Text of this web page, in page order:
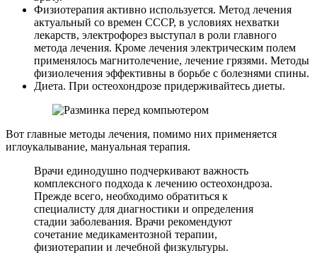
Физиотерапия активно используется. Метод лечения
актуальный со времен СССР, в условиях нехватки
лекарств, электрофорез выступал в роли главного
метода лечения. Кроме лечения электрическим полем
применялось магнитолечение, лечение грязями. Методы
физиолечения эффективны в борьбе с болезнями спины.
Диета. При остеохондрозе придерживайтесь диеты.
Вот главные методы лечения, помимо них применяется
иглоукалывание, мануальная терапия.
Врачи единодушно подчеркивают важность
комплексного подхода к лечению остеохондроза.
Прежде всего, необходимо обратиться к
специалисту для диагностики и определения
стадии заболевания. Врачи рекомендуют
сочетание медикаментозной терапии,
физиотерапии и лечебной физкультуры.